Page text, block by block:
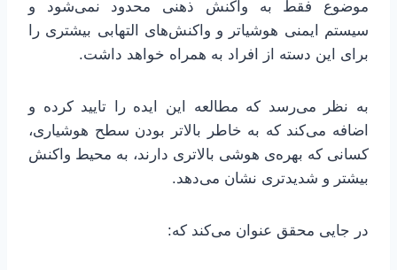
موضوع فقط به واکنش ذهنی محدود نمی‌شود و
سیستم ایمنی هوشیاتر و واکنش‌های التهابی بیشتری را
برای این دسته از افراد به همراه خواهد داشت.
به نظر می‌رسد که مطالعه این ایده را تایید کرده و
اضافه می‌کند که به خاطر بالاتر بودن سطح هوشیاری،
کسانی که بهره‌ی هوشی بالاتری دارند، به محیط واکنش
بیشتر و شدیدتری نشان می‌دهد.
در جایی محقق عنوان می‌کند که: